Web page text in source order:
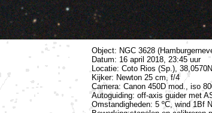
Object: NGC 3628
Datum: 16 april 2018, 23:45 uur
Locatie: Coto Rios (Sp.),
Kijker: Newton 25 cm, f/4
Camera: Canon 450D mod., iso
Autoguiding: off-axis guider met
Omstandigheden: 5 ºC, wind 1Bf